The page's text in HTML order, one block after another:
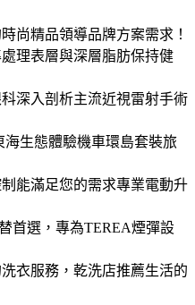
尚精品領導品牌方案需求！
理表層與深層脂肪保持健
深入剖析主流近視雷射手術
海生態體驗機車環島套裝旅
能滿足您的需求專業電動升
首選，專為TEREA煙彈設
衣服務，乾洗店推薦生活的